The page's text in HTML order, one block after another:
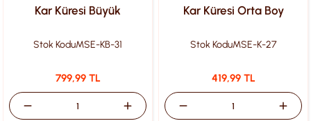
Kar Küresi Büyük
Stok KoduMSE-KB-31
799,99 TL
Kar Küresi Orta Boy
Stok KoduMSE-K-27
419,99 TL